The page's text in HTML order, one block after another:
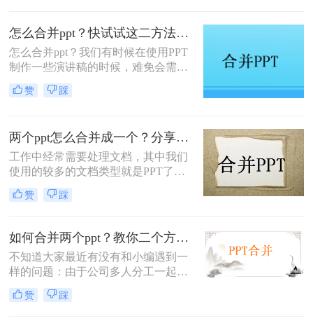
PPT合并起来的，这样的话，不仅方
便查看，也方便收纳，我们在办公中
也会经常需要将一些文档合并起来，
那么你知道方法吗？如何怎样将两个
ppt合并为一个ppt呢？其实有工具的
话就十分简单了，下面就来教会你这
怎么合并ppt？快试试这二方法吧！
怎么合并ppt？我们有时候在使用PPT
制作一些演讲稿的时候，难免会需要
将几个不同的ppt文件相互合并，不过
有很多刚接触PPT不久的小伙伴对此
并PPT文件的方法吧。
赞 踩
两个ppt怎么合并成一个？分享两个实用的方法！
工作中经常需要处理文档，其中我们
使用的较多的文档类型就是PPT了，
PPT制作不易，每制作一页都需要花
费很多心血，所以很多时候我们会制
起来就麻烦了，如果是针对课题做的
PPT，那么最好是能够将这些PPT按
时间合并起来，问题来了，两个ppt怎
么合并成一个呢？对于职场小白来
说，可没遇到过这样的问题，但是对
于职场老油条来说，合并ppt文件这种
赞 踩
如何合并两个ppt？教你二个方法！
不知道大家最近有没有和小编遇到一
样的问题：由于公司多人分工一起做
PPT，因此最后需要将多个PPT文件
合并成一个，甚是烦恼！碰到这个问
赞 踩